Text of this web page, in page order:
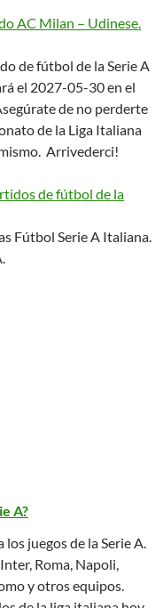
AC Milan – Udinese.
de fútbol de la Serie A
el 2027-05-30 en el
de no perderte
de la Liga Italiana
Arrivederci!
de fútbol de la
Fútbol Serie A Italiana.
A?
juegos de la Serie A.
Roma, Napoli,
y otros equipos.